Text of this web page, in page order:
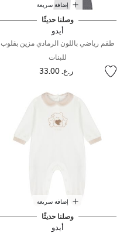
إضافة سريعة
وصلنا حديثًا
أيدو
طقم رياضي باللون الرمادي مزين بقلوب
للبنات
ر.ع. 33.00
إضافة سريعة
وصلنا حديثًا
أيدو